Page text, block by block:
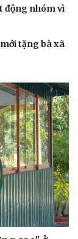
động nhóm vì
tặng bà xã